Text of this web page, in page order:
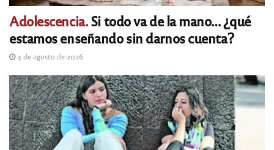
Adolescencia.Si todo va de la mano… ¿qué
estamos enseñando sin darnos cuenta?
4 de agosto de 2026